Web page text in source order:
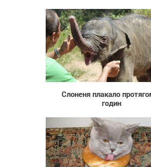
Слоненя плакало
годин